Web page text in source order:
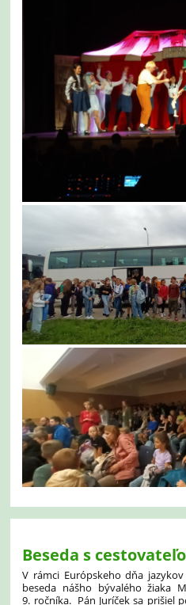
Beseda s
V rámci Európskeho dňa
beseda nášho bývalého žiaka
9. ročníka. Pán Juríček sa prišiel